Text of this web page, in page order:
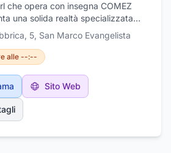
che opera con insegna COMEZ
una solida realtà specializzata
metalmeccanica di alta
e nella carpenteria pesante. Dalla
alla realizzazione, ci piace
le fasi di lavorazione per
nostri clienti sempre dei prodotti
qualità. Realizziamo tutte le
tunnel, tutti i tipi di copertura sia
fisse, tettoie, containers, porte
5, San Marco Evangelista
alle --:--
Sito Web